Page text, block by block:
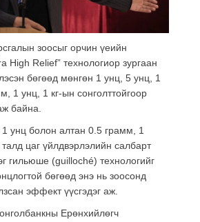
зоосыг орчин үеийн
High Relief” технологиор зургаан
бөгөөд мөнгөн 1 унц, 5 унц, 1
1 унц, 1 кг-ын сонголттойгоор
байна.
унц болон алтан 0.5 грамм, 1
цаг үйлдвэрлэлийн салбарт
гильюше (guilloché) технологийг
бөгөөд энэ нь зоосонд
эффект үүсгэдэг аж.
Ерөнхийлөгч